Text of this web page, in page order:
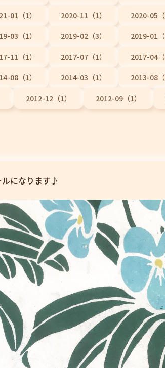
01（1） 2020-11（1） 2020-05（
03（1） 2019-02（3） 2019-01（
11（1） 2017-07（1） 2017-04（
08（1） 2014-03（1） 2013-08（
2012-12（1） 2012-09（1）
ルになります♪